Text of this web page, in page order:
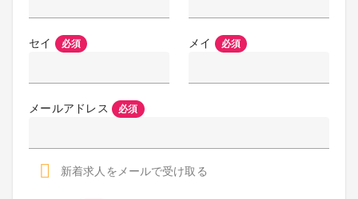
セイ 必須 メイ 必須
メールアドレス 必須
新着求人をメールで受け取る